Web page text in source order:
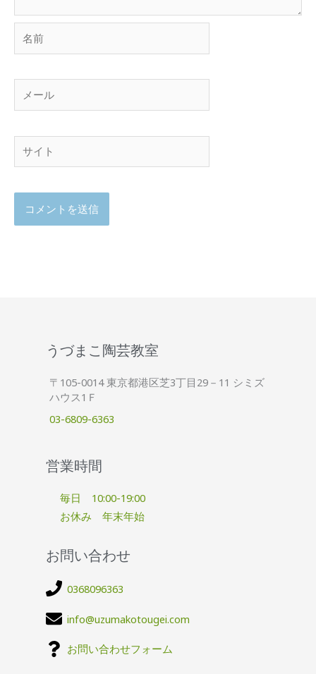
前
ー
ル
ト
うづまこ陶芸教室
〒105-0014 東京都港区芝3丁目29－11 シミズ
ハウス1Ｆ
03-6809-6363
営業時間
毎日 10:00-19:00
お休み 年末年始
お問い合わせ
0368096363
info@uzumakotougei.com
お問い合わせフォーム